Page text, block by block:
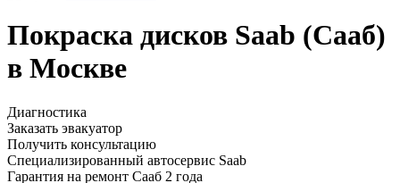
Покраска дисков Saab (Сааб)
в Москве
Диагностика
Заказать эвакуатор
Получить консультацию
Специализированный автосервис Saab
Гарантия на ремонт Сааб 2 года